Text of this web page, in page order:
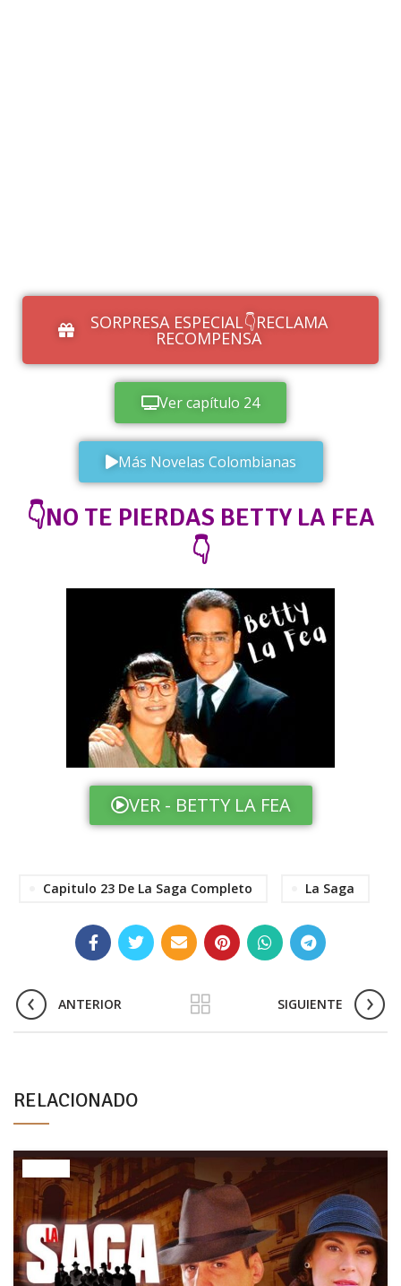
SORPRESA ESPECIAL👇RECLAMA
RECOMPENSA
Ver capítulo 24
Más Novelas Colombianas
👇NO TE PIERDAS BETTY LA FEA
👇
VER - BETTY LA FEA
Capitulo 23 De La Saga Completo La Saga
ANTERIOR SIGUIENTE
RELACIONADO